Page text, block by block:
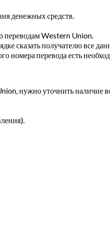
денежных средств.
переводам Western Union.
сказать получателю все
номера перевода есть
нужно уточнить наличие